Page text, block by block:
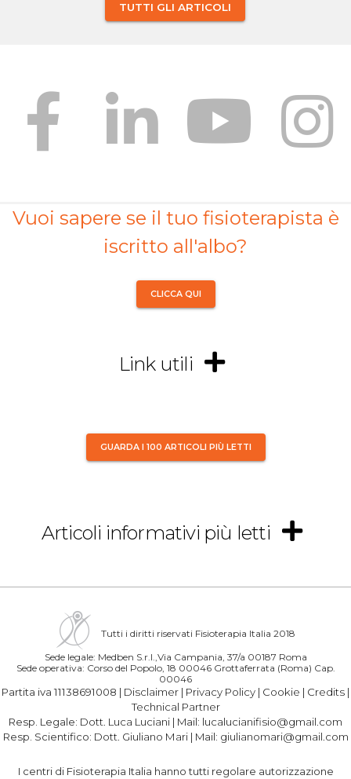
TUTTI GLI ARTICOLI
Vuoi sapere se il tuo fisioterapista è
iscritto all'albo?
CLICCA QUI
Link utili
GUARDA I 100 ARTICOLI PIÙ LETTI
Articoli informativi più letti
Tutti i diritti riservati Fisioterapia Italia 2018
Sede legale: Medben S.r.l.,Via Campania, 37/a 00187 Roma
Sede operativa: Corso del Popolo, 18 00046 Grottaferrata (Roma) Cap.
00046
Partita iva 11138691008 | Disclaimer | Privacy Policy | Cookie | Credits |
Technical Partner
Resp. Legale: Dott. Luca Luciani | Mail: lucalucianifisio@gmail.com
Resp. Scientifico: Dott. Giuliano Mari| Mail: giulianomari@gmail.com
I centri di Fisioterapia Italia hanno tutti regolare autorizzazione